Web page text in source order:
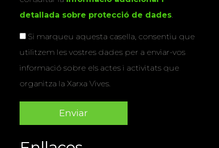
detallada sobre protecció de dades.
Si marqueu aquesta casella, consentiu que
utilitzem les vostres dades per a enviar-vos
informació sobre els actes i activitats que
organitza la Xarxa Vives.